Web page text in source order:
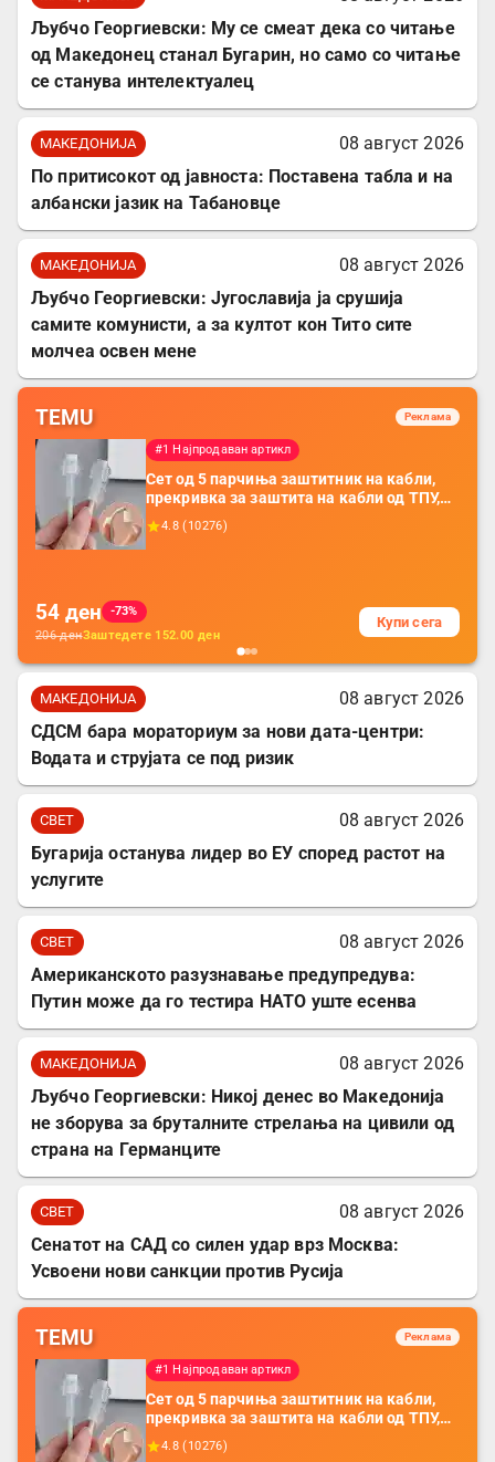
Љубчо Георгиевски: Му се смеат дека со читање
од Македонец станал Бугарин, но само со читање
се станува интелектуалец
МАКЕДОНИЈА
08 август 2026
По притисокот од јавноста: Поставена табла и на
албански јазик на Табановце
МАКЕДОНИЈА
08 август 2026
Љубчо Георгиевски: Југославија ја срушија
самите комунисти, а за култот кон Тито сите
молчеа освен мене
TEMU Реклама
#1 Најпродаван артикл
Сет од 5 парчиња заштитник на кабли,
прекривка за заштита на кабли од ТПУ,
додатоци за заштита на кабли, без
батерија, за мобилни телефони, комплет
4.8 (10276)
54 ден
-73%
206денЗаштедете 152.00 ден
Купи сега
МАКЕДОНИЈА
08 август 2026
СДСМ бара мораториум за нови дата-центри:
Водата и струјата се под ризик
СВЕТ
08 август 2026
Бугарија останува лидер во ЕУ според растот на
услугите
СВЕТ
08 август 2026
Американското разузнавање предупредува:
Путин може да го тестира НАТО уште есенва
МАКЕДОНИЈА
08 август 2026
Љубчо Георгиевски: Никој денес во Македонија
не зборува за бруталните стрелања на цивили од
страна на Германците
СВЕТ
08 август 2026
Сенатот на САД со силен удар врз Москва:
Усвоени нови санкции против Русија
TEMU Реклама
#1 Најпродаван артикл
Сет од 5 парчиња заштитник на кабли,
прекривка за заштита на кабли од ТПУ,
додатоци за заштита на кабли, без
батерија, за мобилни телефони, комплет
4.8 (10276)